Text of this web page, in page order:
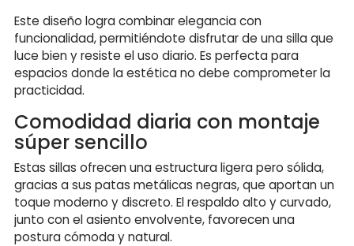
Este diseño logra combinar elegancia con
funcionalidad, permitiéndote disfrutar de una silla que
luce bien y resiste el uso diario. Es perfecta para
espacios donde la estética no debe comprometer la
practicidad.
Comodidad diaria con montaje
súper sencillo
Estas sillas ofrecen una estructura ligera pero sólida,
gracias a sus patas metálicas negras, que aportan un
toque moderno y discreto. El respaldo alto y curvado,
junto con el asiento envolvente, favorecen una
postura cómoda y natural.